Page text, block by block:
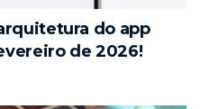
do app
de 2026!